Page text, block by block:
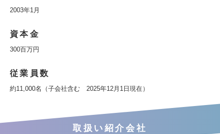
2003年1月
資本金
300百万円
従業員数
約11,000名（子会社含む 2025年12月1日現在）
取扱い紹介会社